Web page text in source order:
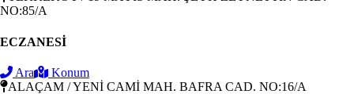
NO:85/A
ECZANESİ
Ara
Konum
ALAÇAM / YENİ CAMİ MAH. BAFRA CAD. NO:16/A